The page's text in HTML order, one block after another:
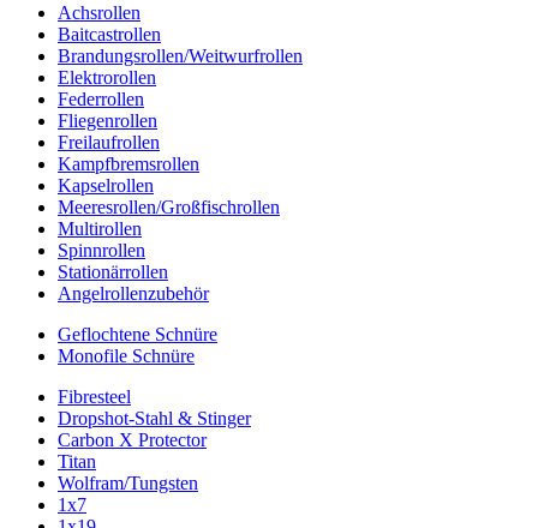
Achsrollen
Baitcastrollen
Brandungsrollen/Weitwurfrollen
Elektrorollen
Federrollen
Fliegenrollen
Freilaufrollen
Kampfbremsrollen
Kapselrollen
Meeresrollen/Großfischrollen
Multirollen
Spinnrollen
Stationärrollen
Angelrollenzubehör
Geflochtene Schnüre
Monofile Schnüre
Fibresteel
Dropshot-Stahl & Stinger
Carbon X Protector
Titan
Wolfram/Tungsten
1x7